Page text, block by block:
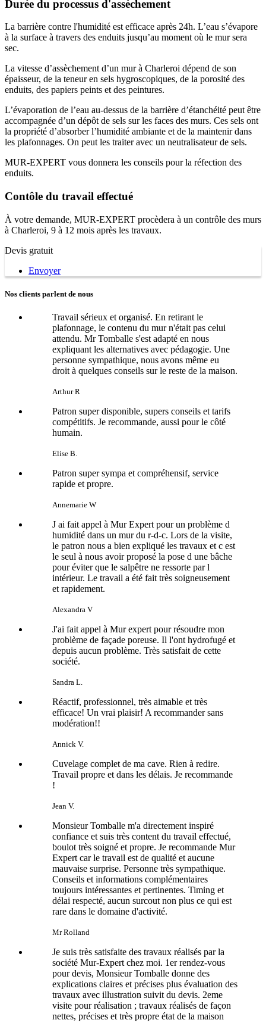
Durée du processus d'assèchement
La barrière contre l'humidité est efficace après 24h. L’eau s’évapore
à la surface à travers des enduits jusqu’au moment où le mur sera
sec.
La vitesse d’assèchement d’un mur à Charleroi dépend de son
épaisseur, de la teneur en sels hygroscopiques, de la porosité des
enduits, des papiers peints et des peintures.
L’évaporation de l’eau au-dessus de la barrière d’étanchéité peut être
accompagnée d’un dépôt de sels sur les faces des murs. Ces sels ont
la propriété d’absorber l’humidité ambiante et de la maintenir dans
les plafonnages. On peut les traiter avec un neutralisateur de sels.
MUR-EXPERT vous donnera les conseils pour la réfection des
enduits.
Contôle du travail effectué
À votre demande, MUR-EXPERT procèdera à un contrôle des murs
à Charleroi, 9 à 12 mois après les travaux.
Devis gratuit
Envoyer
Nos clients parlent de nous
Travail sérieux et organisé. En retirant le
plafonnage, le contenu du mur n'était pas celui
attendu. Mr Tomballe s'est adapté en nous
expliquant les alternatives avec pédagogie. Une
personne sympathique, nous avons même eu
droit à quelques conseils sur le reste de la maison.
Arthur R
Patron super disponible, supers conseils et tarifs
compétitifs. Je recommande, aussi pour le côté
humain.
Elise B.
Patron super sympa et compréhensif, service
rapide et propre.
Annemarie W
J ai fait appel à Mur Expert pour un problème d
humidité dans un mur du r-d-c. Lors de la visite,
le patron nous a bien expliqué les travaux et c est
le seul à nous avoir proposé la pose d une bâche
pour éviter que le salpêtre ne ressorte par l
intérieur. Le travail a été fait très soigneusement
et rapidement.
Alexandra V
J'ai fait appel à Mur expert pour résoudre mon
problème de façade poreuse. Il l'ont hydrofugé et
depuis aucun problème. Très satisfait de cette
société.
Sandra L.
Réactif, professionnel, très aimable et très
efficace! Un vrai plaisir! A recommander sans
modération!!
Annick V.
Cuvelage complet de ma cave. Rien à redire.
Travail propre et dans les délais. Je recommande
!
Jean V.
Monsieur Tomballe m'a directement inspiré
confiance et suis très content du travail effectué,
boulot très soigné et propre. Je recommande Mur
Expert car le travail est de qualité et aucune
mauvaise surprise. Personne très sympathique.
Conseils et informations complémentaires
toujours intéressantes et pertinentes. Timing et
délai respecté, aucun surcout non plus ce qui est
rare dans le domaine d'activité.
Mr Rolland
Je suis très satisfaite des travaux réalisés par la
société Mur-Expert chez moi. 1er rendez-vous
pour devis, Monsieur Tomballe donne des
explications claires et précises plus évaluation des
travaux avec illustration suivit du devis. 2eme
visite pour réalisation ; travaux réalisés de façon
nettes, précises et très propre état de la maison